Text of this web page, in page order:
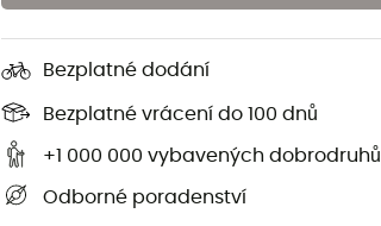
Bezplatné dodání
Bezplatné vrácení do 100 dnů
+1 000 000 vybavených dobrodruhů
Odborné poradenství